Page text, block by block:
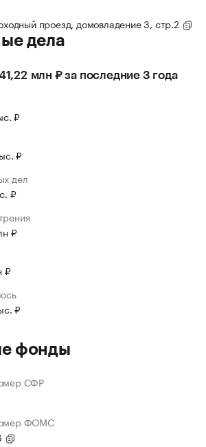
проезд, домовладение 3, стр.2
дела
млн ₽ за последние 3 года
₽
₽
дел
₽
₽
₽
₽
фонды
СФР
ФОМС